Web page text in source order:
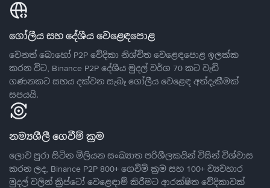
ගෝලීය සහ දේශීය වෙළෙඳපොළ
වෙනත් බොහෝ P2P වේදිකා නිශ්චිත වෙළෙඳපොළ ඉලක්ක
කරන විට, Binance P2P දේශීය මුදල් වර්ග 70 කට වැඩි
ගණනකට සහය දක්වන සැබෑ ගෝලීය වෙළෙඳ අත්දැකීමක්
සපයයි.
නම්‍යශීලී ගෙවීම් ක්‍රම
ලොව පුරා සිටින මිලියන සංඛ්‍යාත පරිශීලකයින් විසින් විශ්වාස
කරන ලද, Binance P2P 800+ ගෙවීම් ක්‍රම සහ 100+ ව්‍යවහාර
මුදල් වලින් ක්‍රිප්ටෝ වෙළෙඳාම් කිරීමට ආරක්ෂිත වේදිකාවක්